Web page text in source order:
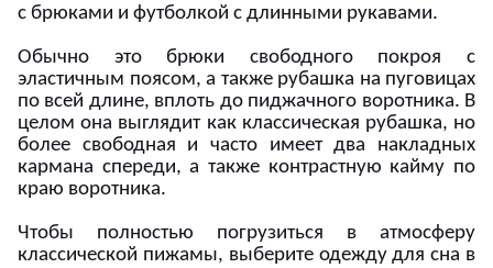
с брюками и футболкой с длинными рукавами.
Обычно это брюки свободного покроя с
эластичным поясом, а также рубашка на пуговицах
по всей длине, вплоть до пиджачного воротника. В
целом она выглядит как классическая рубашка, но
более свободная и часто имеет два накладных
кармана спереди, а также контрастную кайму по
краю воротника.
Чтобы полностью погрузиться в атмосферу
классической пижамы, выберите одежду для сна в